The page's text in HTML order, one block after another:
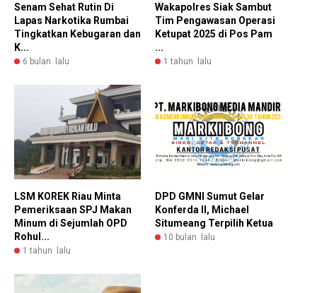
Senam Sehat Rutin Di
Lapas Narkotika Rumbai
Tingkatkan Kebugaran dan
K...
6 bulan lalu
Wakapolres Siak Sambut
Tim Pengawasan Operasi
Ketupat 2025 di Pos Pam
...
1 tahun lalu
LSM KOREK Riau Minta
Pemeriksaan SPJ Makan
Minum di Sejumlah OPD
Rohul...
1 tahun lalu
DPD GMNI Sumut Gelar
Konferda II, Michael
Situmeang Terpilih Ketua
10 bulan lalu